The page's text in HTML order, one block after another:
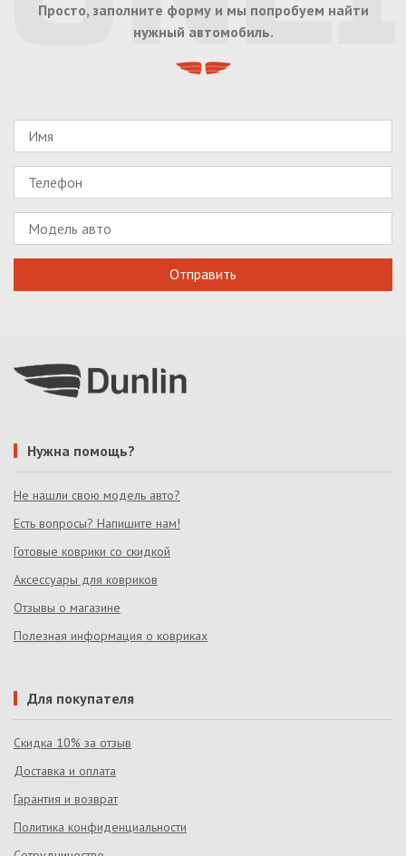
Просто, заполните форму и мы попробуем найти
нужный автомобиль.
Нужна помощь?
Не нашли свою модель авто?
Есть вопросы? Напишите нам!
Готовые коврики со скидкой
Аксессуары для ковриков
Отзывы о магазине
Полезная информация о ковриках
Для покупателя
Скидка 10% за отзыв
Доставка и оплата
Гарантия и возврат
Политика конфиденциальности